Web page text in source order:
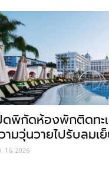
ดพิกัดห้องพักติดทะ
ามวุ่นวายไปรับลมเ
16, 2026